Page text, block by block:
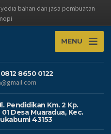
bahan dan jasa pembuatan
MENU
0812 8650 0122
Pendidikan Km. 2 Kp.
Desa Muaradua, Kec.
43153